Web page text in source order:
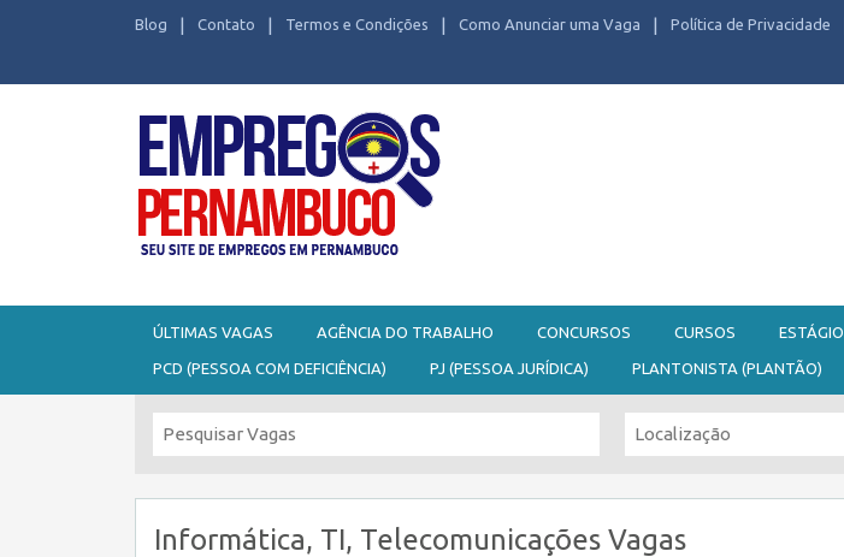
Blog Contato Termos e Condições Como Anunciar uma Vaga Política de Privacidade
ÚLTIMAS VAGAS AGÊNCIA DO TRABALHO CONCURSOS CURSOS ESTÁGIO
PCD (PESSOA COM DEFICIÊNCIA) PJ (PESSOA JURÍDICA) PLANTONISTA (PLANTÃO)
Informática, TI, Telecomunicações Vagas